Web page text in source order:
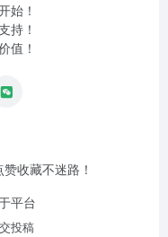
始！
持！
值！
收藏不迷路！
平台
投稿